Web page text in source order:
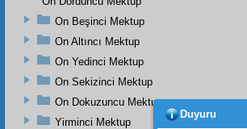
On Beşinci Mektup
On Altıncı Mektup
On Yedinci Mektup
On Sekizinci Mektup
On Dokuzuncu Mektup
Yirminci Mektup
Duyuru